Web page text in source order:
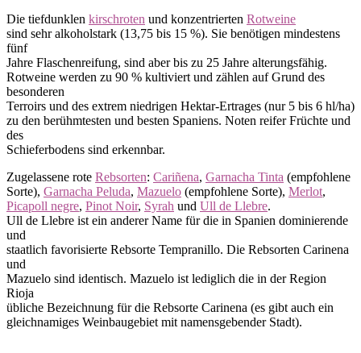
Die tiefdunklen kirschroten und konzentrierten Rotweine
sind sehr alkoholstark (13,75 bis 15 %). Sie benötigen mindestens
fünf
Jahre Flaschenreifung, sind aber bis zu 25 Jahre alterungsfähig.
Rotweine werden zu 90 % kultiviert und zählen auf Grund des
besonderen
Terroirs und des extrem niedrigen Hektar-Ertrages (nur 5 bis 6 hl/ha)
zu den berühmtesten und besten Spaniens. Noten reifer Früchte und
des
Schieferbodens sind erkennbar.
Zugelassene rote Rebsorten: Cariñena, Garnacha Tinta (empfohlene
Sorte), Garnacha Peluda, Mazuelo (empfohlene Sorte), Merlot,
Picapoll negre, Pinot Noir, Syrah und Ull de Llebre.
Ull de Llebre ist ein anderer Name für die in Spanien dominierende
und
staatlich favorisierte Rebsorte Tempranillo. Die Rebsorten Carinena
und
Mazuelo sind identisch. Mazuelo ist lediglich die in der Region
Rioja
übliche Bezeichnung für die Rebsorte Carinena (es gibt auch ein
gleichnamiges Weinbaugebiet mit namensgebender Stadt).